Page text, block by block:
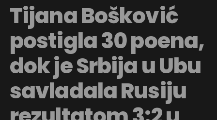
Tijana Bošković
postigla 30 poena,
dok je Srbija u Ubu
savladala Rusiju